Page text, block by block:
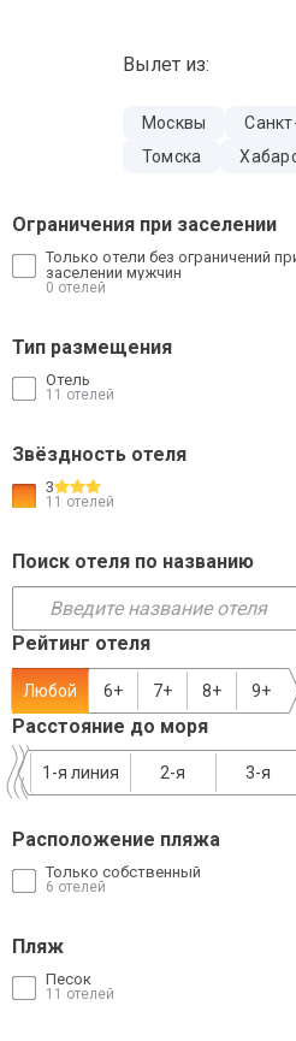
Вылет из:
Москвы
Томска
Ограничения при заселении
Только отели без ограничений
заселении мужчин
0 отелей
Тип размещения
Отель
11 отелей
Звёздность отеля
3
11 отелей
Поиск отеля по названию
Рейтинг отеля
Любой 6+ 7+ 8+ 9+
Расстояние до моря
3-я
2-я
1-я линия
Расположение пляжа
Только собственный
6 отелей
Пляж
Песок
11 отелей
Кав Мин Воды
Экскурсионные туры
VIP отели 5 звезд
ТОП 10 недорогих отелей
Лучшие отели 4* звезды
Недорогие отели 4*
Лучшие отели 3* звезды
Сетевые отели Египта
Сетевые отели ОАЭ
Сетевые отели Таиланда
Сетевые отели Вьетнама
Сетевые отели Мальдив
Сетевые отели Бали